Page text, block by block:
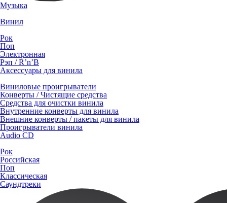
Музыка
Винил
Рок
Поп
Электронная
Рэп / R’n’B
Аксессуары для винила
Виниловые проигрыватели
Конверты / Чистящие средства
Средства для очистки винила
Внутренние конверты для винила
Внешние конверты / пакеты для винила
Проигрыватели винила
Audio CD
Рок
Российская
Поп
Классическая
Саундтреки